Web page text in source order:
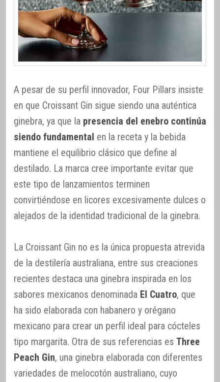
A pesar de su perfil innovador, Four Pillars insiste
en que Croissant Gin sigue siendo una auténtica
ginebra, ya que la presencia del enebro continúa
siendo fundamental en la receta y la bebida
mantiene el equilibrio clásico que define al
destilado. La marca cree importante evitar que
este tipo de lanzamientos terminen
convirtiéndose en licores excesivamente dulces o
alejados de la identidad tradicional de la ginebra.
La Croissant Gin no es la única propuesta atrevida
de la destilería australiana, entre sus creaciones
recientes destaca una ginebra inspirada en los
sabores mexicanos denominada El Cuatro, que
ha sido elaborada con habanero y orégano
mexicano para crear un perfil ideal para cócteles
tipo margarita. Otra de sus referencias es Three
Peach Gin, una ginebra elaborada con diferentes
variedades de melocotón australiano, cuyo